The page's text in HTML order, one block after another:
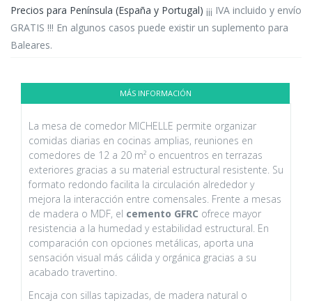
Precios para Península (España y Portugal) ¡¡¡ IVA incluido y envío
GRATIS !!! En algunos casos puede existir un suplemento para
Baleares.
MÁS INFORMACIÓN
La mesa de comedor MICHELLE permite organizar
comidas diarias en cocinas amplias, reuniones en
comedores de 12 a 20 m² o encuentros en terrazas
exteriores gracias a su material estructural resistente. Su
formato redondo facilita la circulación alrededor y
mejora la interacción entre comensales. Frente a mesas
de madera o MDF, el cemento GFRC ofrece mayor
resistencia a la humedad y estabilidad estructural. En
comparación con opciones metálicas, aporta una
sensación visual más cálida y orgánica gracias a su
acabado travertino.
Encaja con sillas tapizadas, de madera natural o